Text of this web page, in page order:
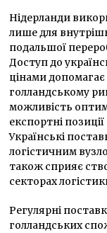
Нідерланди
лише для
подальшої
Доступ до
цінами допомагає
голландському
можливість
експортні
Українські
логістичним
також сприяє
секторах
Регулярні
голландських